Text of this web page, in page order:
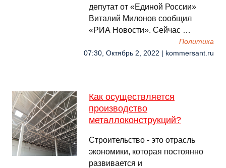
депутат от «Единой России»
Виталий Милонов сообщил
«РИА Новости». Сейчас …
Политика
07:30, Октябрь 2, 2022 | kommersant.ru
Как осуществляется
производство
металлоконструкций?
Строительство - это отрасль
экономики, которая постоянно
развивается и